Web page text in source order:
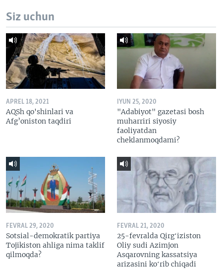
Siz uchun
APREL 18, 2021
AQSh qo'shinlari va
Afg’oniston taqdiri
IYUN 25, 2020
"Adabiyot" gazetasi bosh
muharriri siyosiy
faoliyatdan
cheklanmoqdami?
FEVRAL 29, 2020
Sotsial-demokratik partiya
Tojikiston ahliga nima taklif
qilmoqda?
FEVRAL 21, 2020
25-fevralda Qirgʻiziston
Oliy sudi Azimjon
Asqarovning kassatsiya
arizasini koʻrib chiqadi